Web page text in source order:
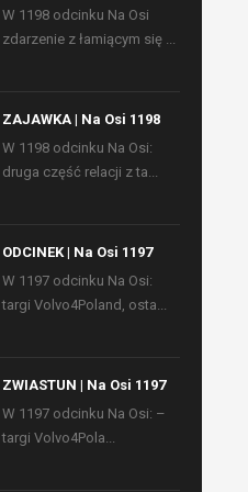
W 1198 odcinku Na Osi
zdarzenie z łamiącym się ...
ZAJAWKA | Na Osi 1198
W 1198 odcinku Na Osi:
druga część relacji z ta...
ODCINEK | Na Osi 1197
W 1197 odcinku Na Osi:
targi Volvo4Poland, osta...
ZWIASTUN | Na Osi 1197
W 1197 odcinku Na Osi: –
targi Volvo4Pola...